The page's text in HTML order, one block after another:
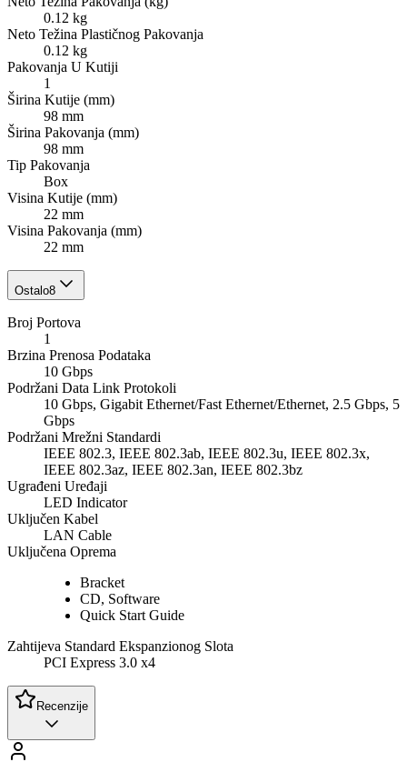
0.12 kg
Neto Težina Plastičnog Pakovanja
0.12 kg
Pakovanja U Kutiji
1
Širina Kutije (mm)
98 mm
Širina Pakovanja (mm)
98 mm
Tip Pakovanja
Box
Visina Kutije (mm)
22 mm
Visina Pakovanja (mm)
22 mm
Ostalo8
Broj Portova
1
Brzina Prenosa Podataka
10 Gbps
Podržani Data Link Protokoli
10 Gbps, Gigabit Ethernet/Fast Ethernet/Ethernet, 2.5 Gbps, 5
Gbps
Podržani Mrežni Standardi
IEEE 802.3, IEEE 802.3ab, IEEE 802.3u, IEEE 802.3x,
IEEE 802.3az, IEEE 802.3an, IEEE 802.3bz
Ugrađeni Uređaji
LED Indicator
Uključen Kabel
LAN Cable
Uključena Oprema
Bracket
CD, Software
Quick Start Guide
Zahtijeva Standard Ekspanzionog Slota
PCI Express 3.0 x4
Recenzije